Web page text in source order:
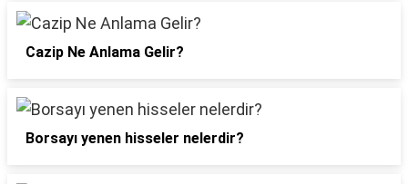
Cazip Ne Anlama Gelir?
Borsayı yenen hisseler nelerdir?